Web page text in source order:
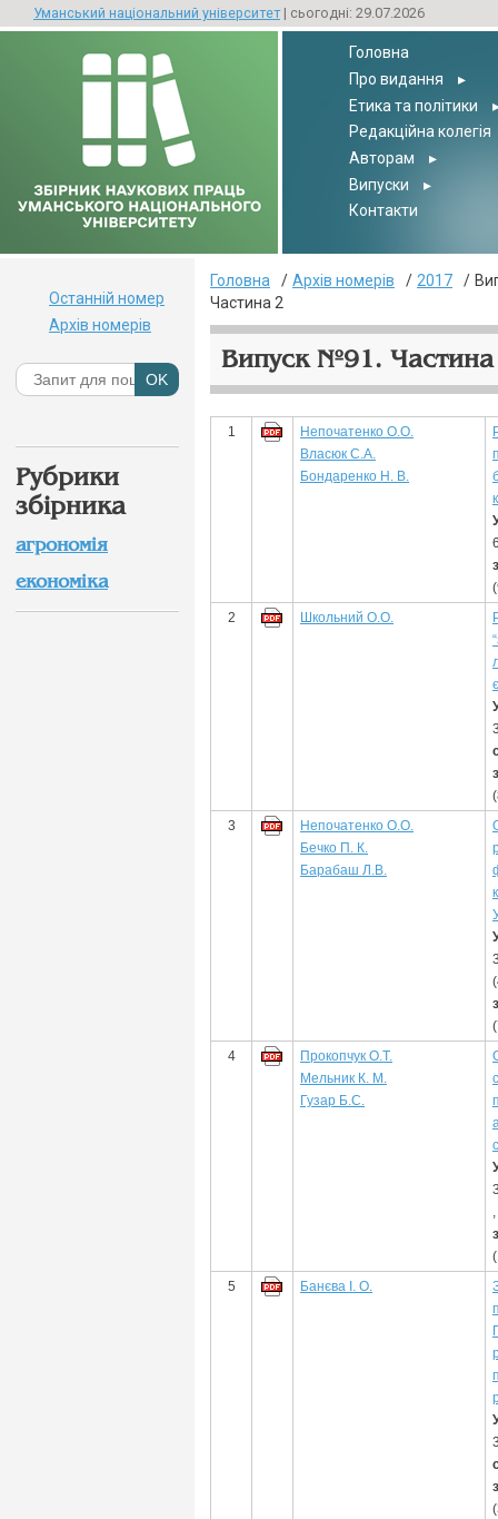
Уманський національний університет| сьогодні: 29.07.2026
Головна
Про видання
▸
Етика та політики
Редакційна колегія
Авторам
▸
Випуски
▸
Контакти
Головна Архів номерів 2017
Частина 2
Випуск №91.
1
Непочатенко О.О.
Власюк С.А.
Бондаренко Н. В.
2
Школьний О.О.
3
Непочатенко О.О.
Бечко П. К.
Барабаш Л.В.
4
Прокопчук О.Т.
Мельник К. М.
Гузар Б.С.
,
5
Банєва І. О.
Останній номер
Архів номерів
Рубрики
збірника
агрономія
економіка